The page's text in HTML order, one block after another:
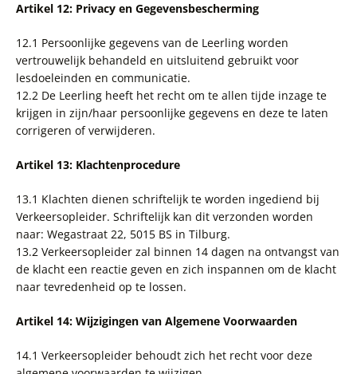
Artikel 12: Privacy en Gegevensbescherming
12.1 Persoonlijke gegevens van de Leerling worden
vertrouwelijk behandeld en uitsluitend gebruikt voor
lesdoeleinden en communicatie.
12.2 De Leerling heeft het recht om te allen tijde inzage te
krijgen in zijn/haar persoonlijke gegevens en deze te laten
corrigeren of verwijderen.
Artikel 13: Klachtenprocedure
13.1 Klachten dienen schriftelijk te worden ingediend bij
Verkeersopleider. Schriftelijk kan dit verzonden worden
naar: Wegastraat 22, 5015 BS in Tilburg.
13.2 Verkeersopleider zal binnen 14 dagen na ontvangst van
de klacht een reactie geven en zich inspannen om de klacht
naar tevredenheid op te lossen.
Artikel 14: Wijzigingen van Algemene Voorwaarden
14.1 Verkeersopleider behoudt zich het recht voor deze